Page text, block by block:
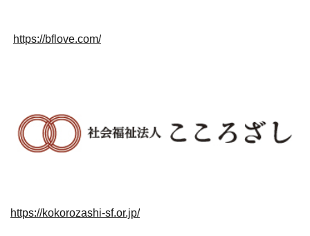
https://bflove.com/
https://kokorozashi-sf.or.jp/